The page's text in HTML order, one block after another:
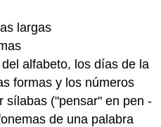
largas
alfabeto, los días de la
formas y los números
sílabas ("pensar" en pen -
de una palabra